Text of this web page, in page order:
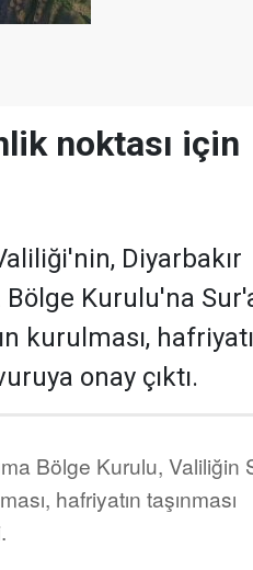
noktası için
Diyarbakır
Bölge Kurulu'na
kurulması,
onay çıktı.
Bölge Kurulu, Valiliğin
hafriyatın taşınması